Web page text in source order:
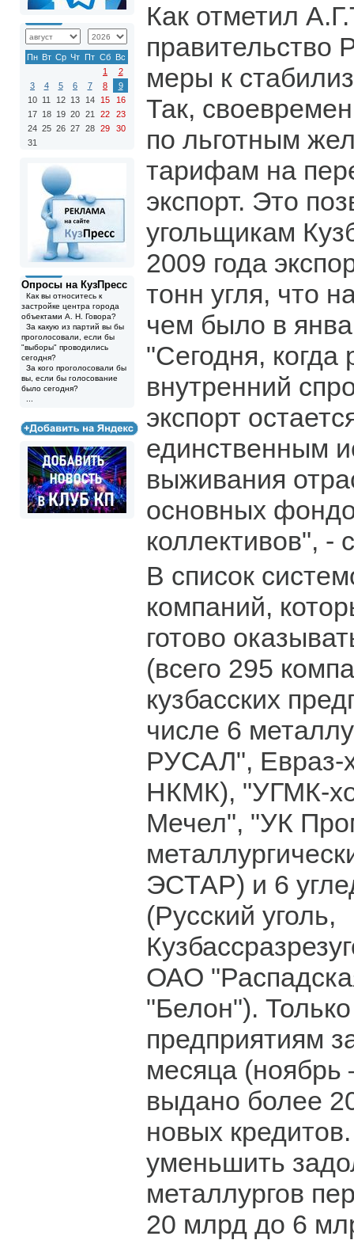
Пн Вт Ср Чт Пт Сб Вс
1
2
3
4 5 6 7 8
9
10 11 12 13 14 15
16
17 18 19 20 21 22
23
24 25 26 27 28 29
30
31
Опросы на КузПресс
Как вы относитесь к
застройке центра города
объектами А. Н. Говора?
За какую из партий вы бы
проголосовали, если бы
"выборы" проводились
сегодня?
За кого проголосовали бы
вы, если бы голосование
было сегодня?
Как отметил
правительство
меры к
Так,
по льготным
тарифам на
экспорт. Это
угольщикам
2009 года
тонн угля, что
чем было в
"Сегодня, когда
внутренний
экспорт
единственным
выживания
основных
коллективов", -
В список
компаний,
готово
(всего 295
кузбасских
числе 6
РУСАЛ", Евраз-
НКМК), "УГМК-
Мечел", "УК
ЭСТАР) и 6
(Русский уголь,
ОАО
"Белон").
предприятиям
месяца (ноябрь
выдано более
новых
уменьшить
металлургов
20 млрд до 6